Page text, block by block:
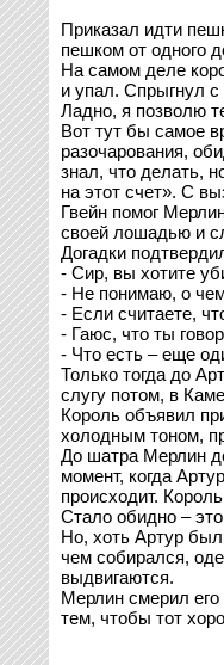
Приказал идти
пешком от одного
На самом деле
и упал. Спрыгнул
Ладно, я позволю
Вот тут бы самое
разочарования,
знал, что делать,
на этот счет». С
Гвейн помог
своей лошадью и
Догадки
- Сир, вы хотите
- Не понимаю, о
- Если считаете,
- Гаюс, что ты
- Что есть – еще
Только тогда до
слугу потом, в
Король объявил
холодным тоном,
До шатра Мерлин
момент, когда
происходит.
Стало обидно –
Но, хоть Артур
чем собирался,
выдвигаются.
Мерлин смерил
тем, чтобы тот